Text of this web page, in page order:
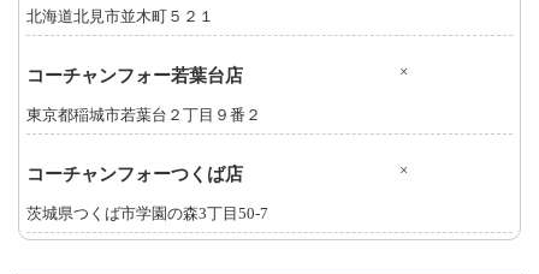
北海道北見市並木町５２１
コーチャンフォー若葉台店 ×
東京都稲城市若葉台２丁目９番２
コーチャンフォーつくば店 ×
茨城県つくば市学園の森3丁目50-7